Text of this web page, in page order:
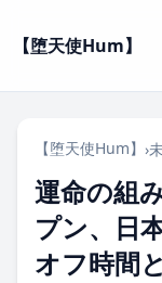
【堕天使Hum】
【堕天使Hum】 ›
運命の組
プン、日
オフ時間